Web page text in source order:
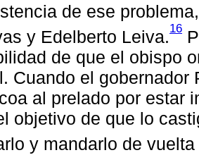
de ese
y Edelberto Leiva.16
de que el obispo
Cuando el gobernador
al prelado por estar
objetivo de que lo
y mandarlo de